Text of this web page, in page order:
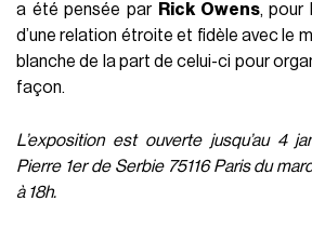
a été pensée par Rick Owens, pour
d’une relation étroite et fidèle avec le
blanche de la part de celui-ci pour
façon.
L’exposition est ouverte jusqu’au 4
Pierre 1er de Serbie 75116 Paris du
à 18h.